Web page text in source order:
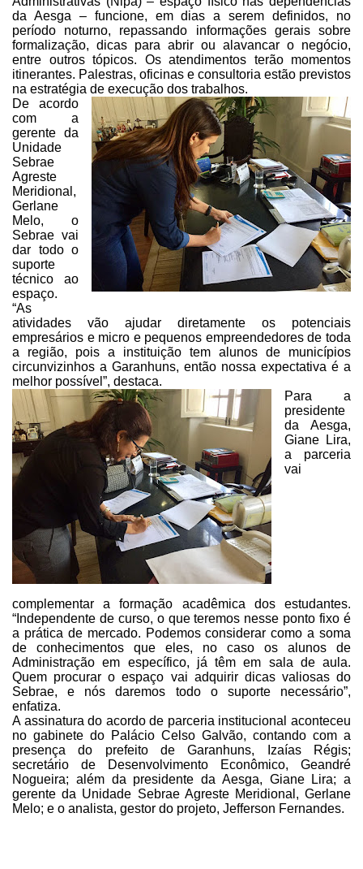
da Aesga – funcione, em dias a serem definidos, no
período noturno, repassando informações gerais sobre
formalização, dicas para abrir ou alavancar o negócio,
entre outros tópicos. Os atendimentos terão momentos
itinerantes. Palestras, oficinas e consultoria estão previstos
na estratégia de execução dos trabalhos.
De acordo
com a
gerente da
Unidade
Sebrae
Agreste
Meridional,
Gerlane
Melo, o
Sebrae vai
dar todo o
suporte
técnico ao
espaço.
“As
atividades vão ajudar diretamente os potenciais
empresários e micro e pequenos empreendedores de toda
a região, pois a instituição tem alunos de municípios
circunvizinhos a Garanhuns, então nossa expectativa é a
melhor possível”, destaca.
Para a
presidente
da Aesga,
Giane Lira,
a parceria
vai
complementar a formação acadêmica dos estudantes.
“Independente de curso, o que teremos nesse ponto fixo é
a prática de mercado. Podemos considerar como a soma
de conhecimentos que eles, no caso os alunos de
Administração em específico, já têm em sala de aula.
Quem procurar o espaço vai adquirir dicas valiosas do
Sebrae, e nós daremos todo o suporte necessário”,
enfatiza.
A assinatura do acordo de parceria institucional aconteceu
no gabinete do Palácio Celso Galvão, contando com a
presença do prefeito de Garanhuns, Izaías Régis;
secretário de Desenvolvimento Econômico, Geandré
Nogueira; além da presidente da Aesga, Giane Lira; a
gerente da Unidade Sebrae Agreste Meridional, Gerlane
Melo; e o analista, gestor do projeto, Jefferson Fernandes.